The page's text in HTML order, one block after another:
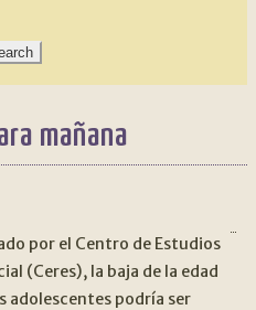
mañana
por el Centro de Estudios
(Ceres), la baja de la edad
adolescentes podría ser